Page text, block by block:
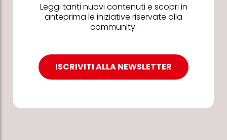
Leggi tanti nuovi contenuti e scopri in
anteprima le iniziative riservate alla
community.
ISCRIVITI ALLA NEWSLETTER